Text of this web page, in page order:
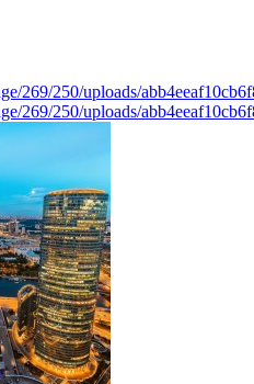
269/250/uploads/
269/250/uploads/